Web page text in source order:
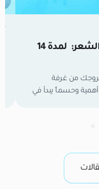
تعليمات العناية بعد زراعة الشعر: لمدة 14
خروجك من غرفة
أهمية وحسماً يبدأ في
حية وهشة تعمل